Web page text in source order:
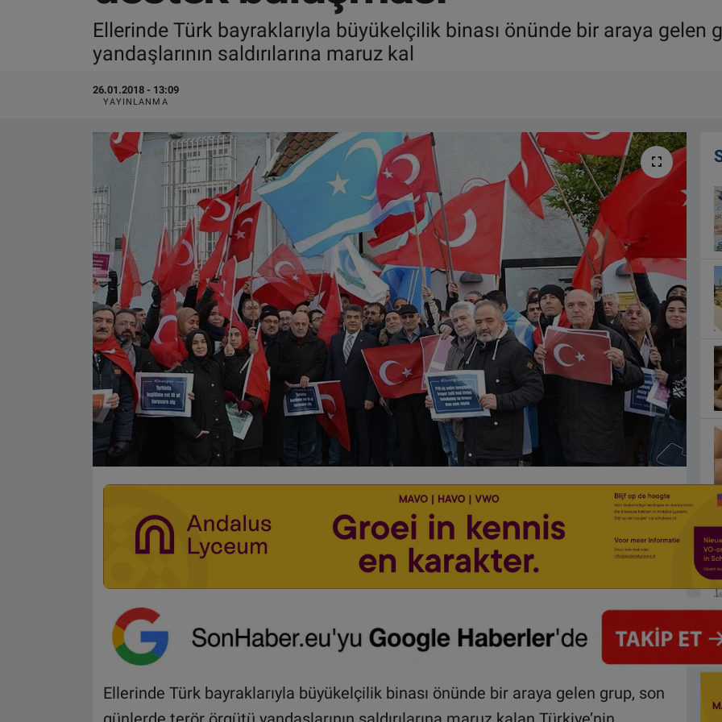
Ellerinde Türk bayraklarıyla büyükelçilik binası önünde bir araya gelen
yandaşlarının saldırılarına maruz kal
26.01.2018 - 13:09
YAYINLANMA
Ellerinde Türk bayraklarıyla büyükelçilik binası önünde bir araya gelen grup, son
VIDEO GALERİ
ALGEMENE VOORWAARDEN
Çerez Politikası